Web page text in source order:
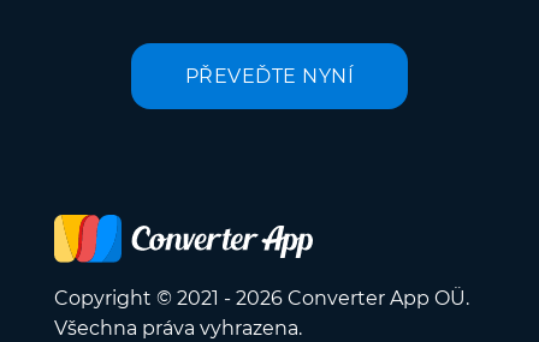
PŘEVEĎTE NYNÍ
Copyright © 2021 - 2026 Converter App OÜ.
Všechna práva vyhrazena.